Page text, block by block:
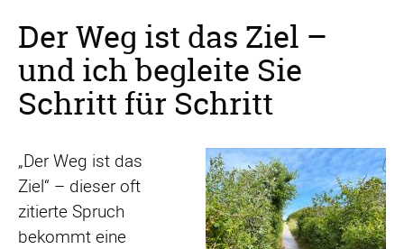
Der Weg ist das Ziel –
und ich begleite Sie
Schritt für Schritt
„Der Weg ist das
Ziel“ – dieser oft
zitierte Spruch
bekommt eine